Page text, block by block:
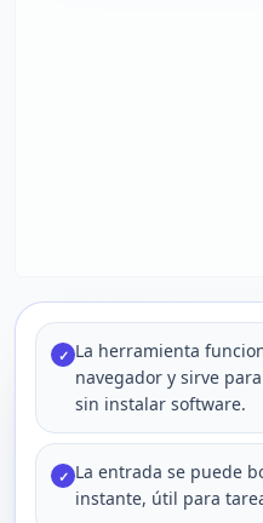
✓ La herramienta
navegador y sirve
sin instalar software.
✓ La entrada se puede
instante, útil para